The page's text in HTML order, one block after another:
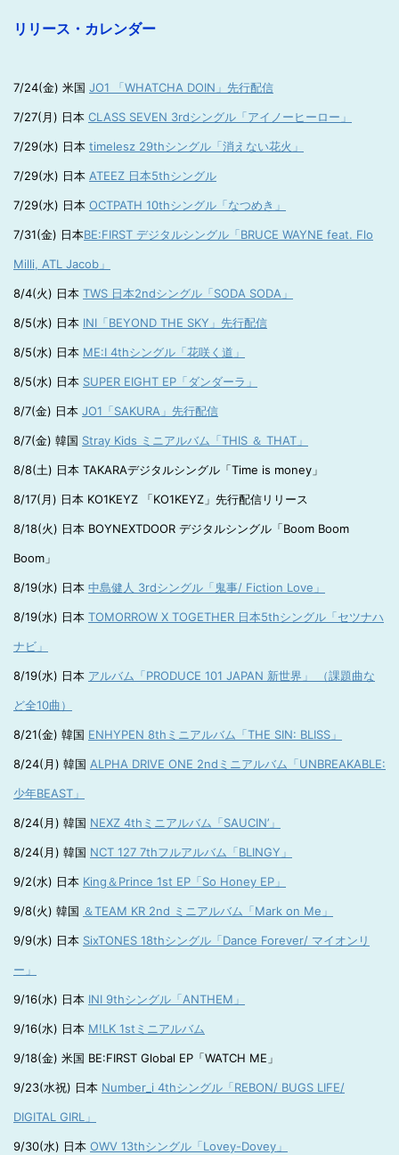
リリース・カレンダー
7/24(金) 米国 JO1 「WHATCHA DOIN」先行配信
7/27(月) 日本 CLASS SEVEN 3rdシングル「アイノーヒーロー」
7/29(水) 日本 timelesz 29thシングル「消えない花火」
7/29(水) 日本 ATEEZ 日本5thシングル
7/29(水) 日本 OCTPATH 10thシングル「なつめき」
7/31(金) 日本BE:FIRST デジタルシングル「BRUCE WAYNE feat. Flo
Milli, ATL Jacob」
8/4(火) 日本 TWS 日本2ndシングル「SODA SODA」
8/5(水) 日本 INI「BEYOND THE SKY」先行配信
8/5(水) 日本 ME:I 4thシングル「花咲く道」
8/5(水) 日本 SUPER EIGHT EP「ダンダーラ」
8/7(金) 日本 JO1「SAKURA」先行配信
8/7(金) 韓国 Stray Kids ミニアルバム「THIS ＆ THAT」
8/8(土) 日本 TAKARAデジタルシングル「Time is money」
8/17(月) 日本 KO1KEYZ 「KO1KEYZ」先行配信リリース
8/18(火) 日本 BOYNEXTDOOR デジタルシングル「Boom Boom
Boom」
8/19(水) 日本 中島健人 3rdシングル「鬼事/ Fiction Love」
8/19(水) 日本 TOMORROW X TOGETHER 日本5thシングル「セツナハ
ナビ」
8/19(水) 日本 アルバム「PRODUCE 101 JAPAN 新世界」 （課題曲な
ど全10曲）
8/21(金) 韓国 ENHYPEN 8thミニアルバム「THE SIN: BLISS」
8/24(月) 韓国 ALPHA DRIVE ONE 2ndミニアルバム「UNBREAKABLE:
少年BEAST」
8/24(月) 韓国 NEXZ 4thミニアルバム「SAUCIN’」
8/24(月) 韓国 NCT 127 7thフルアルバム「BLINGY」
9/2(水) 日本 King＆Prince 1st EP「So Honey EP」
9/8(火) 韓国 ＆TEAM KR 2nd ミニアルバム「Mark on Me」
9/9(水) 日本 SixTONES 18thシングル「Dance Forever/ マイオンリ
ー」
9/16(水) 日本 INI 9thシングル「ANTHEM」
9/16(水) 日本 M!LK 1stミニアルバム
9/18(金) 米国 BE:FIRST Global EP「WATCH ME」
9/23(水祝) 日本 Number_i 4thシングル「REBON/ BUGS LIFE/
DIGITAL GIRL」
9/30(水) 日本 OWV 13thシングル「Lovey-Dovey」